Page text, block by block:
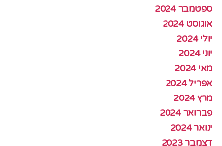
ספטמבר 2024
אוגוסט 2024
יולי 2024
יוני 2024
מאי 2024
אפריל 2024
מרץ 2024
פברואר 2024
ינואר 2024
דצמבר 2023